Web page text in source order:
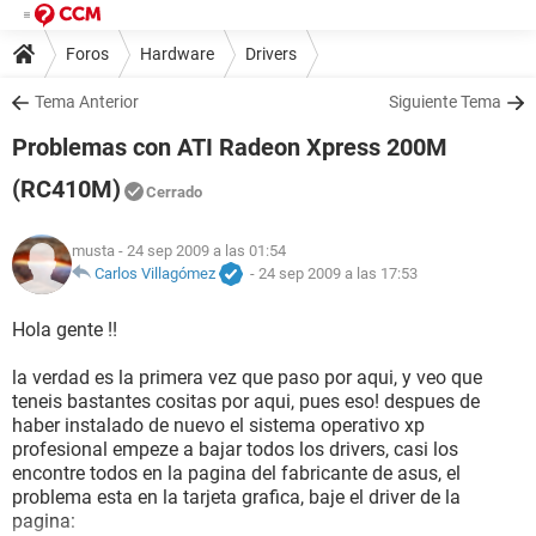
Foros Hardware Drivers
Tema Anterior Siguiente Tema
Problemas con ATI Radeon Xpress 200M
(RC410M)
Cerrado
musta - 24 sep 2009 a las 01:54
Carlos Villagómez
- 24 sep 2009 a las 17:53
Hola gente !!
la verdad es la primera vez que paso por aqui, y veo que
teneis bastantes cositas por aqui, pues eso! despues de
haber instalado de nuevo el sistema operativo xp
profesional empeze a bajar todos los drivers, casi los
encontre todos en la pagina del fabricante de asus, el
problema esta en la tarjeta grafica, baje el driver de la
pagina: